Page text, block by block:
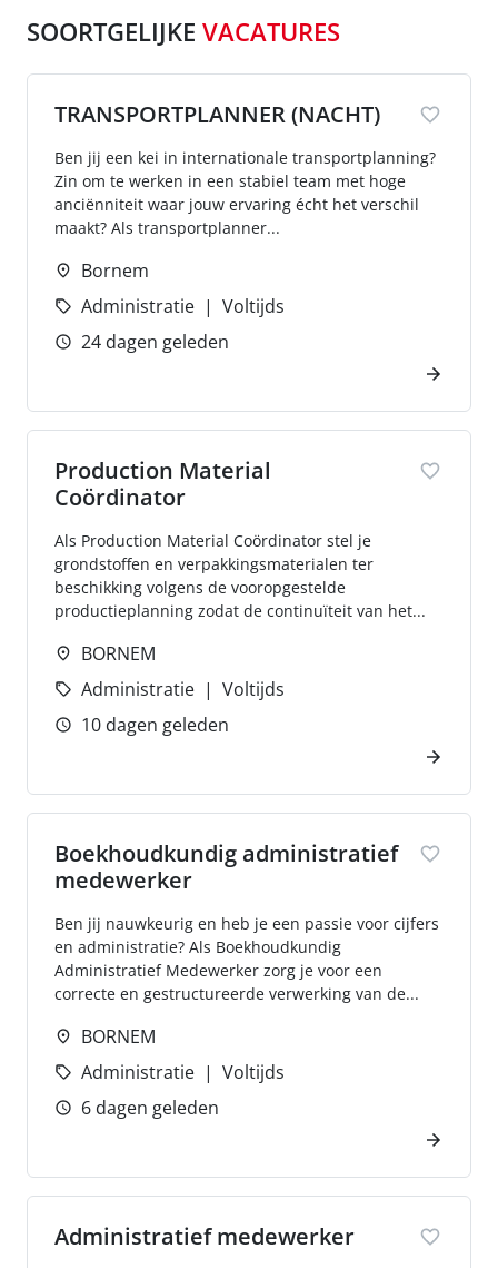
SOORTGELIJKE VACATURES
TRANSPORTPLANNER (NACHT)
Ben jij een kei in internationale transportplanning?
Zin om te werken in een stabiel team met hoge
anciënniteit waar jouw ervaring écht het verschil
maakt? Als transportplanner...
Bornem
Administratie
Voltijds
24 dagen geleden
Production Material
Coördinator
Als Production Material Coördinator stel je
grondstoffen en verpakkingsmaterialen ter
beschikking volgens de vooropgestelde
productieplanning zodat de continuïteit van het...
BORNEM
Administratie
Voltijds
10 dagen geleden
Boekhoudkundig administratief
medewerker
Ben jij nauwkeurig en heb je een passie voor cijfers
en administratie? Als Boekhoudkundig
Administratief Medewerker zorg je voor een
correcte en gestructureerde verwerking van de...
BORNEM
Administratie
Voltijds
6 dagen geleden
Administratief medewerker